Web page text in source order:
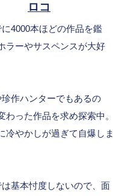
ロコ
4000本ほどの作品を鑑
ラーやサスペンスが大好
作ハンターでもあるの
わった作品を求め探索中。
冷やかしが過ぎて自爆しま
基本忖度しないので、面